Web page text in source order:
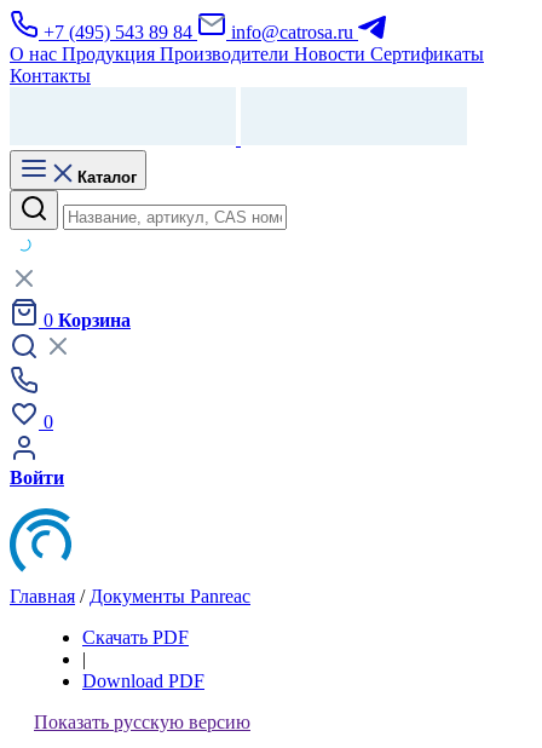
+7 (495) 543 89 84
info@catrosa.ru
О нас Продукция Производители Новости Сертификаты
Контакты
Каталог
0 Корзина
0
Войти
Главная / Документы Panreac
Скачать PDF
|
Download PDF
Показать русскую версию